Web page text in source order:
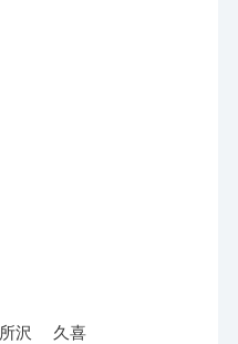
所沢 久喜